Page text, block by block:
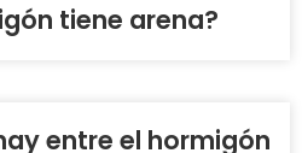
tiene arena?
entre el hormigón